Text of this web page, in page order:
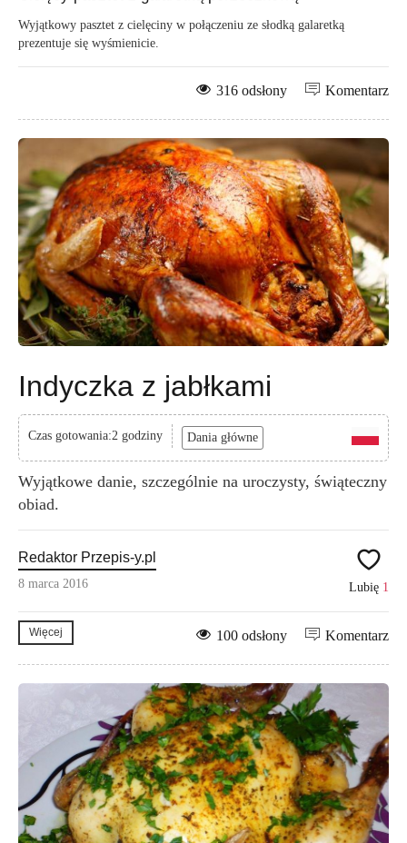
Wyjątkowy pasztet z cielęciny w połączeniu ze słodką galaretką
prezentuje się wyśmienicie.
Komentarz
316 odsłony
Indyczka z jabłkami
Czas gotowania:2 godziny Dania główne
Wyjątkowe danie, szczególnie na uroczysty, świąteczny
obiad.
Redaktor Przepis-y.pl
8 marca 2016 Lubię 1
Więcej Komentarz
100 odsłony